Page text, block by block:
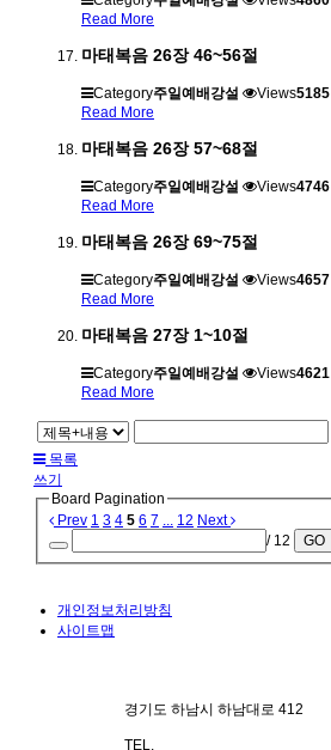
Read More
마태복음 26장 46~56절
Category주일예배강설 Views5185
Read More
마태복음 26장 57~68절
Category주일예배강설 Views4746
Read More
마태복음 26장 69~75절
Category주일예배강설 Views4657
Read More
마태복음 27장 1~10절
Category주일예배강설 Views4621
Read More
목록
쓰기
Board Pagination
Prev 1 3 4 5 6 7 ... 12 Next
/ 12
GO
개인정보처리방침
사이트맵
경기도 하남시 하남대로 412
TEL.070-4101-3578